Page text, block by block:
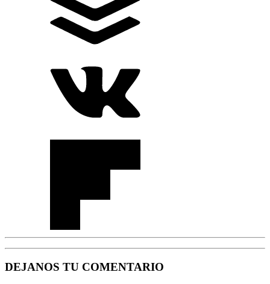
DEJANOS TU COMENTARIO